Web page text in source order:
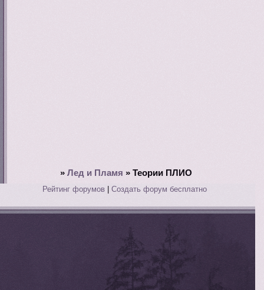
» Лед и Пламя » Теории ПЛИО
Рейтинг форумов |Создать форум бесплатно